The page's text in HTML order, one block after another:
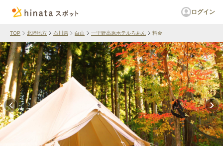
ログイン
TOP 北陸地方 石川県 白山 一里野高原ホテルろあん 料金